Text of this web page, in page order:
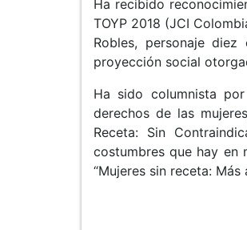
Ha recibido
TOYP 2018 (JCI
Robles, personaje
proyección social
Ha sido columnista
derechos de las
Receta: Sin
costumbres que hay en
“Mujeres sin receta: Más